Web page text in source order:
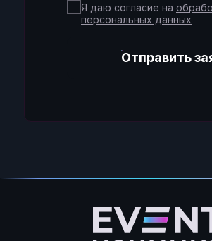
Я даю согласие на
персональных данных
Отправить